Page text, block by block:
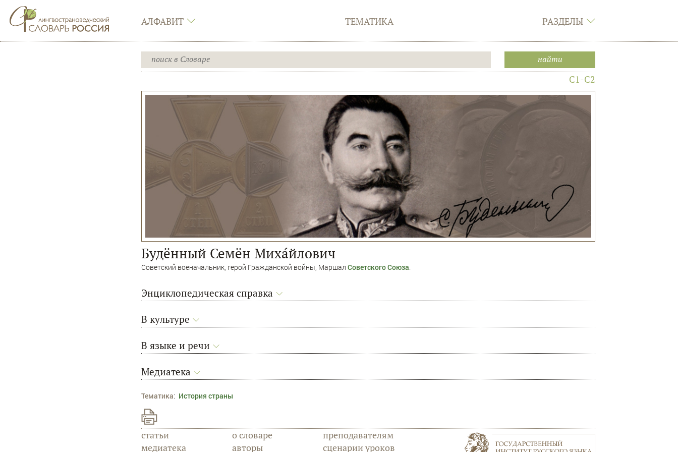
АЛФАВИТ ТЕМАТИКА РАЗДЕЛЫ
C1-C2
Будëнный Семён Миха́йлович
Советский военачальник, герой Гражданской войны, Маршал Советского Союза.
Энциклопедическая справка
В культуре
В языке и речи
Медиатека
Тематика: История страны
статьи
медиатека
о словаре
авторы
преподавателям
сценарии уроков